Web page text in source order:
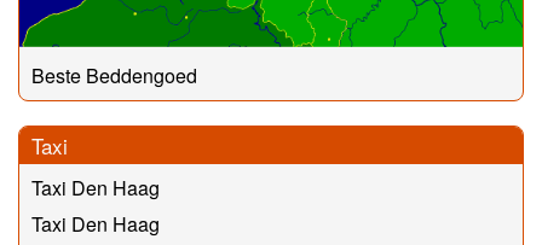
Beste Beddengoed
Taxi
Taxi Den Haag
Taxi Den Haag